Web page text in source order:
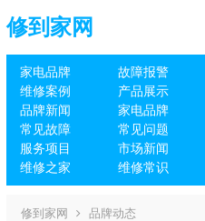
修到家网
家电品牌 故障报警
维修案例
产品展示
品牌新闻
家电品牌
常见故障
常见问题
服务项目
市场新闻
维修之家
维修常识
修到家网 品牌动态